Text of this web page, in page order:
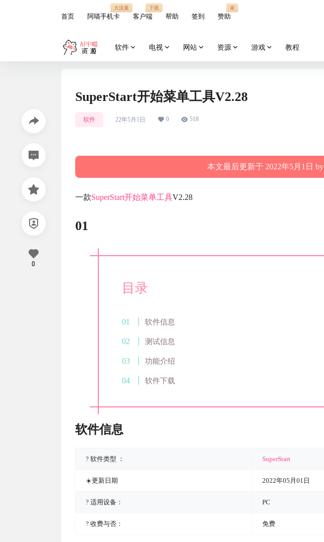
首页 阿喵手机卡
大流量
客户端
下载
帮助 签到 赞助
谢
软件 电视 网站 资源 游戏 教程
SuperStart开始菜单工具V2.28
软件 22年5月1日 0 518
本文最后更新于 2022年5月1日 by
一款SuperStart开始菜单工具V2.28
01
目录
软件信息
测试信息
功能介绍
软件下载
软件信息
? 软件类型 ： SuperStart
☀️更新日期 2022年05月01日
? 适用设备： PC
? 收费与否： 免费
0